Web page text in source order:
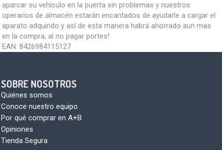
aparcar su vehículo en la puerta sin problemas y nuestros
operarios de almacén estarán encantados de ayudarle a cargar el
aparato adquirido y así de esta manera habrá ahorrado aun mas
en la compra, al no pagar portes!
EAN: 8426984115127
SOBRE NOSOTROS
Quiénes somos
Conoce nuestro equipo
Por qué comprar en A+B
Opiniones
Tienda Segura